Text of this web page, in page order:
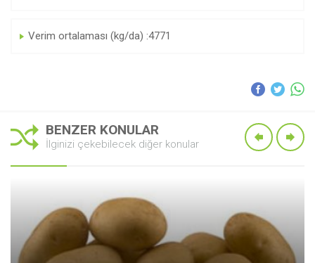
Verim ortalaması (kg/da) :4771
BENZER KONULAR
İlginizi çekebilecek diğer konular